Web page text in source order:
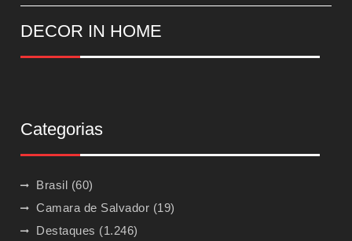
DECOR IN HOME
Categorias
Brasil (60)
Camara de Salvador (19)
Destaques (1.246)